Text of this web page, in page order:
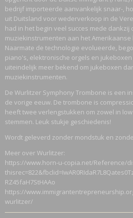
Bruto gewicht
7,00 Kg
bedrijf importeerde aanvankelijk snaar-,
uit Duitsland voor wederverkoop in de
had in het begin veel succes mede
muziekinstrumenten aan het Amerikaanse
Naarmate de technologie evolueerde,
piano's, elektronische orgels en
uiteindelijk meer bekend om jukeboxen
muziekinstrumenten.
De Wurlitzer Symphony Trombone is een
de vorige eeuw. De trombone is
heeft twee verlengstukken om zowel in
stemmen. Leuk stukje geschiedenis!
Wordt geleverd zonder mondstuk en
Meer over Wurlitzer:
https://www.horn-u-copia.net/Reference/
RZ45faH7StHAAo
https://
wurlitzer/